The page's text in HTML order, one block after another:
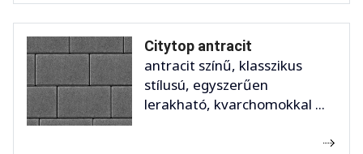
Citytop antracit
antracit színű, klasszikus
stílusú, egyszerűen
lerakható, kvarchomokkal ...